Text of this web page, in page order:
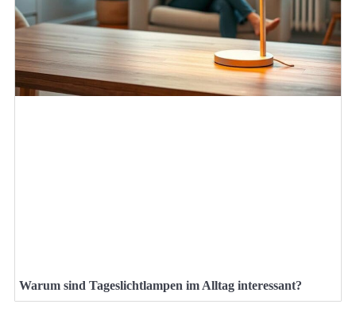
Warum sind Tageslichtlampen im Alltag interessant?